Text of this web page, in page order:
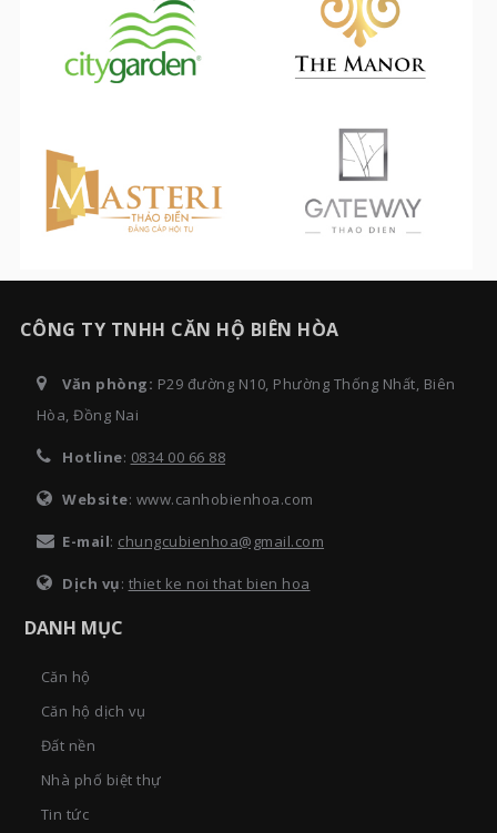
CÔNG TY TNHH CĂN HỘ BIÊN HÒA
Văn phòng: P29 đường N10, Phường Thống Nhất, Biên
Hòa, Đồng Nai
Hotline: 0834 00 66 88
Website: www.canhobienhoa.com
E-mail: chungcubienhoa@gmail.com
Dịch vụ: thiet ke noi that bien hoa
DANH MỤC
Căn hộ
Căn hộ dịch vụ
Đất nền
Nhà phố biệt thự
Tin tức